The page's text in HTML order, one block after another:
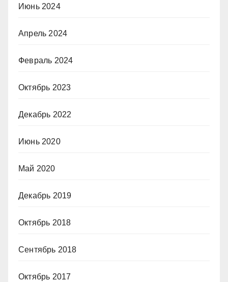
Июнь 2024
Апрель 2024
Февраль 2024
Октябрь 2023
Декабрь 2022
Июнь 2020
Май 2020
Декабрь 2019
Октябрь 2018
Сентябрь 2018
Октябрь 2017